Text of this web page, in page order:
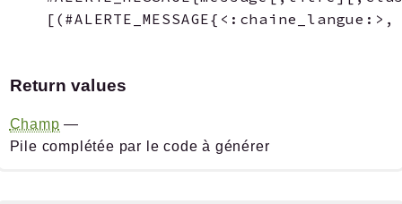
Return values
Champ —
Pile complétée par le code à générer